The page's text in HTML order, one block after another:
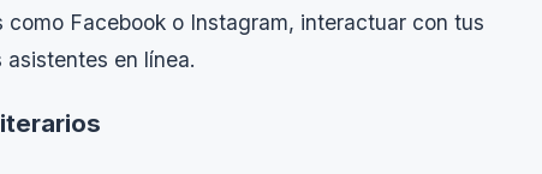
Facebook o Instagram, interactuar con tus
en línea.